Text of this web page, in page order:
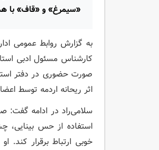
«سیمرغ» و «قاف» با
به گزارش روابط عمومی
صورت حضوری در دفتر
اثر ریحانه اردمه توسط
سلامی‌راد در ادامه گفت:
استفاده از حس بینایی،
خوبی ارتباط برقرار کند.